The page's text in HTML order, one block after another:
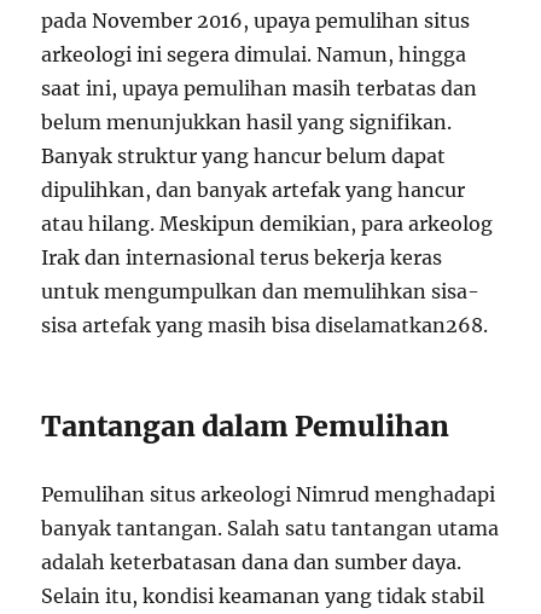
pada November 2016, upaya pemulihan situs
arkeologi ini segera dimulai. Namun, hingga
saat ini, upaya pemulihan masih terbatas dan
belum menunjukkan hasil yang signifikan.
Banyak struktur yang hancur belum dapat
dipulihkan, dan banyak artefak yang hancur
atau hilang. Meskipun demikian, para arkeolog
Irak dan internasional terus bekerja keras
untuk mengumpulkan dan memulihkan sisa-
sisa artefak yang masih bisa diselamatkan268.
Tantangan dalam Pemulihan
Pemulihan situs arkeologi Nimrud menghadapi
banyak tantangan. Salah satu tantangan utama
adalah keterbatasan dana dan sumber daya.
Selain itu, kondisi keamanan yang tidak stabil